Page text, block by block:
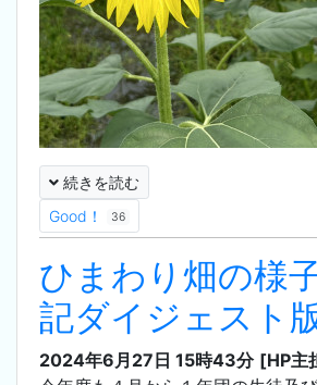
続きを読む
Good！
36
ひまわり畑の様
記ダイジェスト
2024年6月27日 15時43分 [HP主